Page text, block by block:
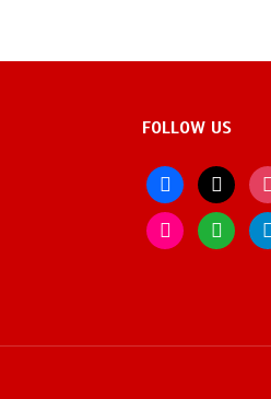
FOLLOW US
facebook
x
flickr whatsapp